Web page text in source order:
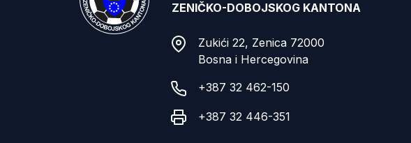
ZENIČKO-DOBOJSKOG KANTONA
Zukići 22, Zenica 72000
Bosna i Hercegovina
+387 32 462-150
+387 32 446-351